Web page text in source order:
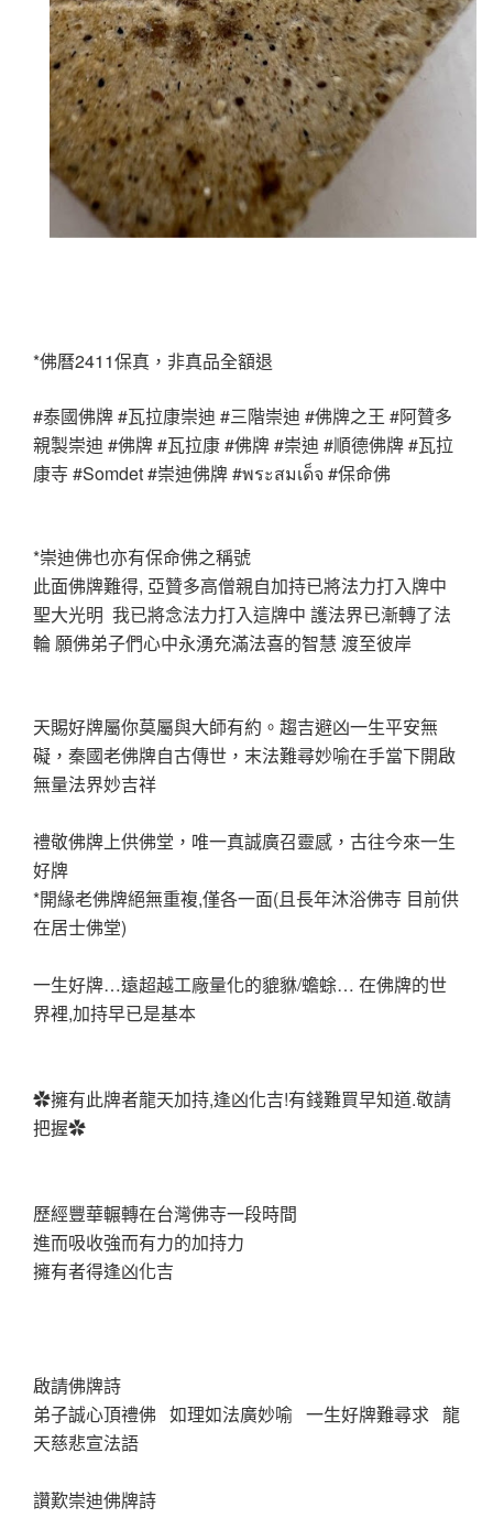
*佛曆2411保真，非真品全額退
#泰國佛牌 #瓦拉康崇迪 #三階崇迪 #佛牌之王 #阿贊多
親製崇迪 #佛牌 #瓦拉康 #佛牌 #崇迪 #順德佛牌 #瓦拉
康寺 #Somdet #崇迪佛牌 #พระสมเด็จ #保命佛
*崇迪佛也亦有保命佛之稱號
此面佛牌難得, 亞贊多高僧親自加持已將法力打入牌中
聖大光明 我已將念法力打入這牌中 護法界已漸轉了法
輪 願佛弟子們心中永湧充滿法喜的智慧 渡至彼岸
天賜好牌屬你莫屬與大師有約。趨吉避凶一生平安無
礙，秦國老佛牌自古傳世，末法難尋妙喻在手當下開啟
無量法界妙吉祥
禮敬佛牌上供佛堂，唯一真誠廣召靈感，古往今來一生
好牌
*開緣老佛牌絕無重複,僅各一面(且長年沐浴佛寺 目前供
在居士佛堂)
一生好牌…遠超越工廠量化的貔貅/蟾蜍… 在佛牌的世
界裡,加持早已是基本
✿擁有此牌者龍天加持,逢凶化吉!有錢難買早知道.敬請
把握✿
歷經豐華輾轉在台灣佛寺一段時間
進而吸收強而有力的加持力
擁有者得逢凶化吉
啟請佛牌詩
弟子誠心頂禮佛 如理如法廣妙喻 一生好牌難尋求 龍
天慈悲宣法語
讚歎崇迪佛牌詩